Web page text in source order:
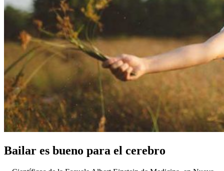
Bailar es bueno para el cerebro